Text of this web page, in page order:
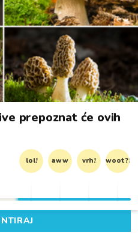
prepoznat će ovih
lol! aww vrh! woot?!